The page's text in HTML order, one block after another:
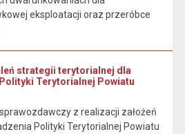
eksploatacji oraz przeróbce
strategii terytorialnej dla
Terytorialnej Powiatu
z realizacji założeń
Polityki Terytorialnej Powiatu